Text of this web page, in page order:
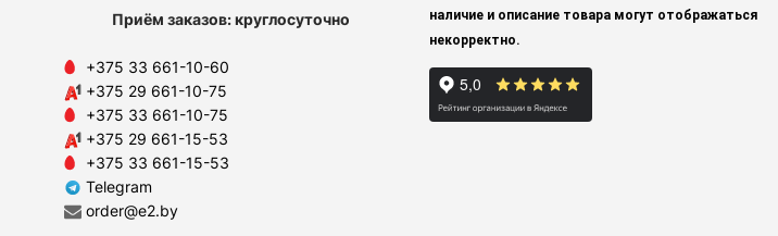
Приём заказов: круглосуточно
+375 33 661-10-60
+375 29 661-10-75
+375 33 661-10-75
+375 29 661-15-53
+375 33 661-15-53
Telegram
order@e2.by
наличие и описание товара могут отображаться
некорректно.